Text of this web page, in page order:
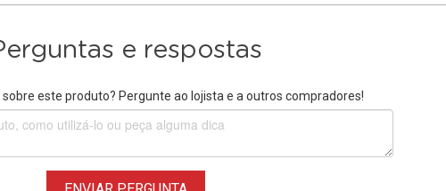
e respostas
este produto? Pergunte ao lojista e a outros compradores!